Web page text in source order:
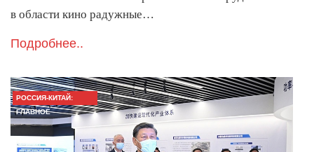
в области кино радужные…
Подробнее..
РОССИЯ-КИТАЙ:
ГЛАВНОЕ